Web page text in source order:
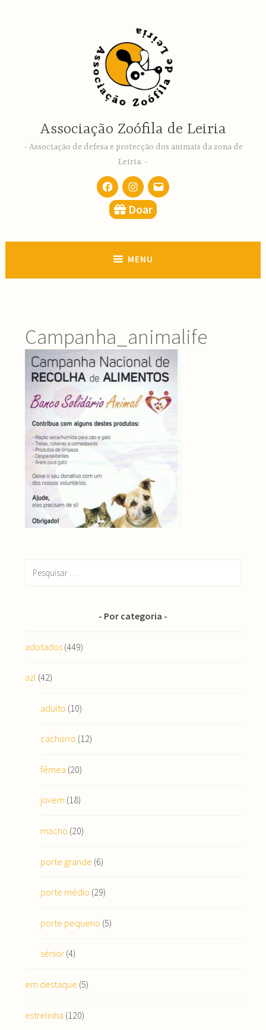
Associação Zoófila de Leiria
Associação de defesa e protecção dos animais da zona de
Leiria.
FacebookInstagram
email
Doar
MENU
Campanha_animalife
Por categoria
adotados(449)
azl (42)
adulto (10)
cachorro (12)
fêmea (20)
jovem (18)
macho (20)
porte grande (6)
porte médio (29)
porte pequeno (5)
sénior(4)
em destaque (5)
estrelinha (120)